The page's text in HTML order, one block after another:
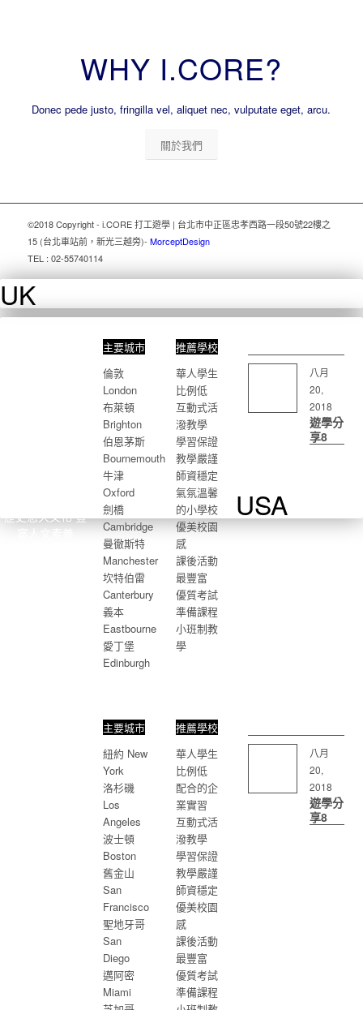
WHY I.CORE?
Donec pede justo, fringilla vel, aliquet nec, vulputate eget, arcu.
關於我們
©2018 Copyright - i.CORE 打工遊學 | 台北市中正區忠孝西路一段50號22樓之
15 (台北車站前，新光三越旁)- MorceptDesign
TEL : 02-55740114
UK
歷史悠久文化 豐
富人文素養
主要城市
倫敦
London
布萊頓
Brighton
伯恩茅斯
Bournemouth
牛津
Oxford
劍橋
Cambridge
曼徹斯特
Manchester
坎特伯雷
Canterbury
義本
Eastbourne
愛丁堡
Edinburgh
推薦學校
華人學生
比例低
互動式活
潑教學
學習保證
教學嚴謹
師資穩定
氣氛溫馨
的小學校
優美校園
感
課後活動
最豐富
優質考試
準備課程
小班制教
學
八月
20,
2018
遊學分
享8
USA
主要城市
紐約 New
York
洛杉磯
Los
Angeles
波士頓
Boston
舊金山
San
Francisco
聖地牙哥
San
Diego
邁阿密
Miami
推薦學校
華人學生
比例低
配合的企
業實習
互動式活
潑教學
學習保證
教學嚴謹
師資穩定
優美校園
感
課後活動
最豐富
優質考試
準備課程
八月
20,
2018
遊學分
享8